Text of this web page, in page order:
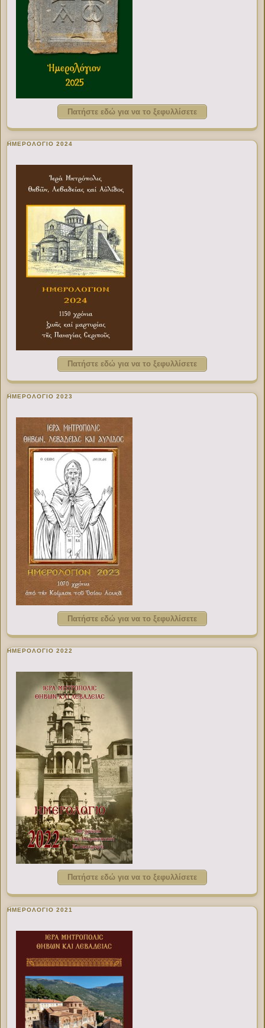
Πατήστε εδώ για να το ξεφυλλίσετε
ΗΜΕΡΟΛΟΓΙΟ 2024
Πατήστε εδώ για να το ξεφυλλίσετε
ΗΜΕΡΟΛΟΓΙΟ 2023
Πατήστε εδώ για να το ξεφυλλίσετε
ΗΜΕΡΟΛΟΓΙΟ 2022
Πατήστε εδώ για να το ξεφυλλίσετε
ΗΜΕΡΟΛΟΓΙΟ 2021